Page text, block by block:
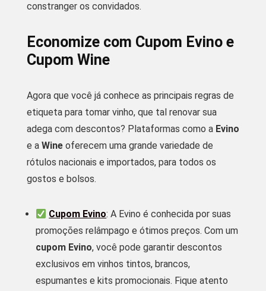
constranger os convidados.
Economize com Cupom Evino e
Cupom Wine
Agora que você já conhece as principais regras de
etiqueta para tomar vinho, que tal renovar sua
adega com descontos? Plataformas como a Evino
e a Wine oferecem uma grande variedade de
rótulos nacionais e importados, para todos os
gostos e bolsos.
Cupom Evino: A Evino é conhecida por suas
promoções relâmpago e ótimos preços. Com um
cupom Evino, você pode garantir descontos
exclusivos em vinhos tintos, brancos,
espumantes e kits promocionais. Fique atento